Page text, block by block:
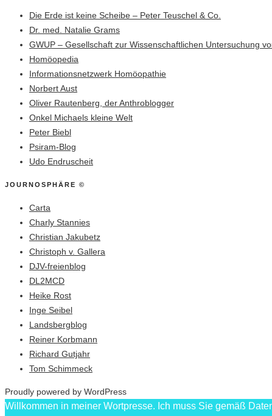
Die Erde ist keine Scheibe – Peter Teuschel & Co.
Dr. med. Natalie Grams
GWUP – Gesellschaft zur Wissenschaftlichen Untersuchung
Homöopedia
Informationsnetzwerk Homöopathie
Norbert Aust
Oliver Rautenberg, der Anthroblogger
Onkel Michaels kleine Welt
Peter Biebl
Psiram-Blog
Udo Endruscheit
JOURNOSPHÄRE ©
Carta
Charly Stannies
Christian Jakubetz
Christoph v. Gallera
DJV-freienblog
DL2MCD
Heike Rost
Inge Seibel
Landsbergblog
Reiner Korbmann
Richard Gutjahr
Tom Schimmeck
Proudly powered by WordPress
Willkommen in meiner Wortpresse. Ich muss Sie gemäß